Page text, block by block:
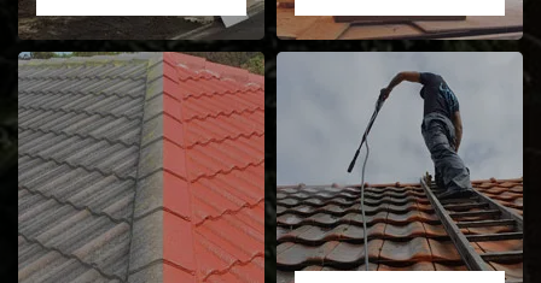
Nettoyage et
ravalement de
façade 31
Isolation toiture 31